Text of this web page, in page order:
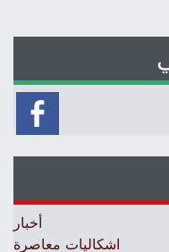
أخبار
اشكاليات معاصرة